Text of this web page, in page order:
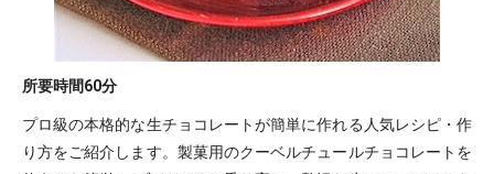
所要時間60分
プロ級の本格的な生チョコレートが簡単に作れる人気レシピ・作
り方をご紹介します。製菓用のクーベルチュールチョコレートを